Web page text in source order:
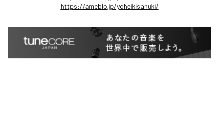
https://ameblo.jp/yoheikisanuki/